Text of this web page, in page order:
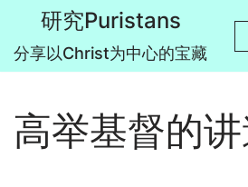
跳
正
文
研究Puristans
分享以Christ为中心的宝藏
高举基督的